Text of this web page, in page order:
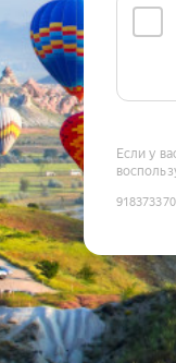
Если у